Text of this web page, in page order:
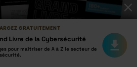
GRATUITEMENT
Livre de la Cybersécurité
pour maîtriser de A à Z le secteur de